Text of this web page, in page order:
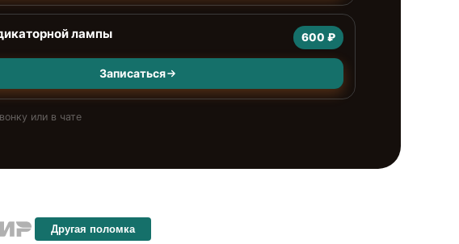
лампы 600 ₽
Записаться
или в чате
Другая поломка